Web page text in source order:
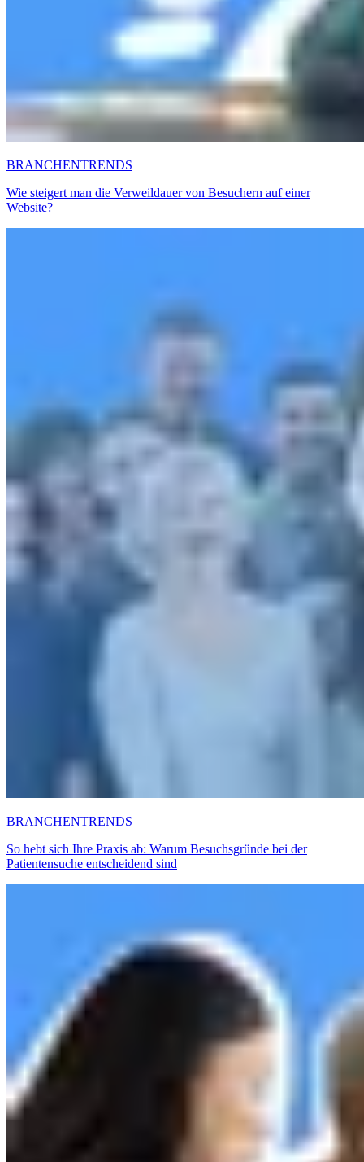
BRANCHENTRENDS
Wie steigert man die Verweildauer von Besuchern auf einer
Website?
BRANCHENTRENDS
So hebt sich Ihre Praxis ab: Warum Besuchsgründe bei der
Patientensuche entscheidend sind